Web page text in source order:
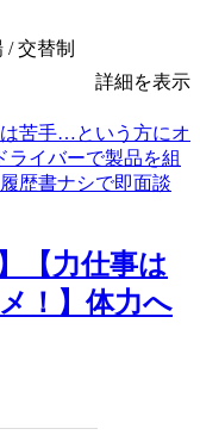
交替制
詳細を表示
【力仕事は
！】体力へ